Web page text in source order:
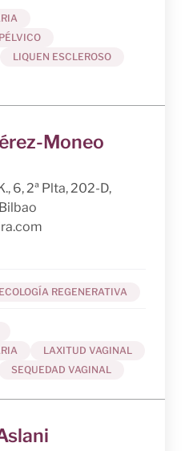
LIQUEN ESCLEROSO
Moneo
6, 2ª Plta, 202-D,
REGENERATIVA
LAXITUD VAGINAL
SEQUEDAD VAGINAL